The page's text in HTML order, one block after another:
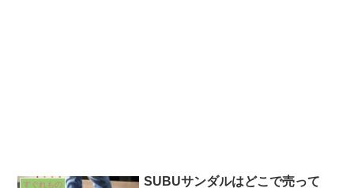
すぐれもの
SUBUサンダルはどこで売って